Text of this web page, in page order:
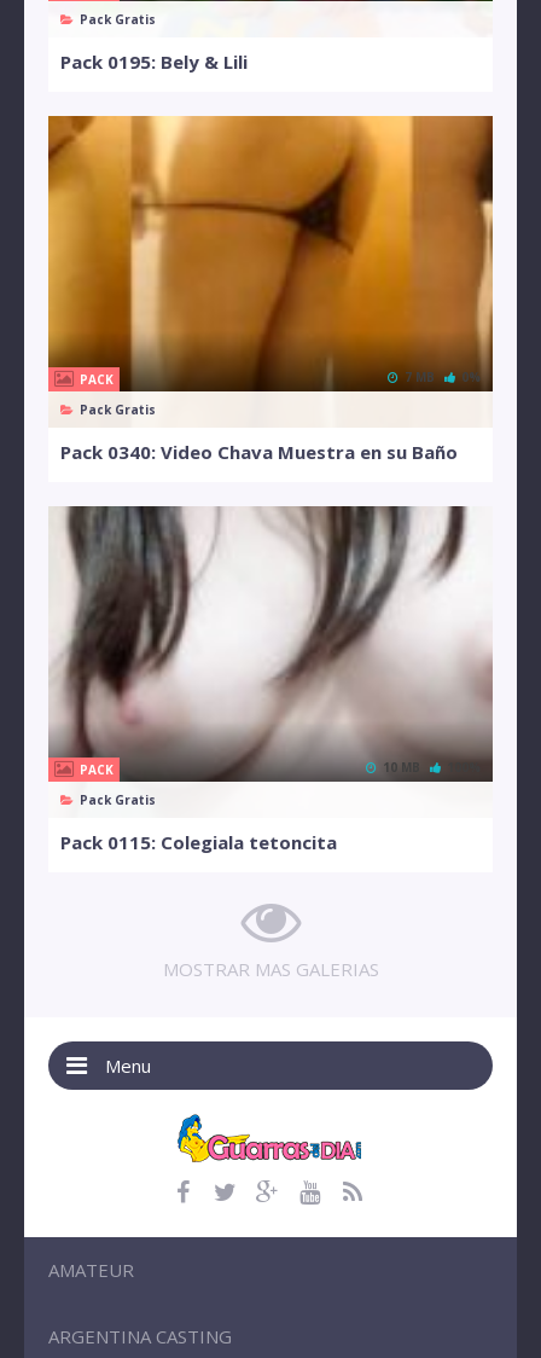
Pack Gratis
Pack 0195: Bely & Lili
PACK
Pack Gratis
7 MB 0%
Pack 0340: Video Chava Muestra en su Baño
PACK
Pack Gratis
10 MB
Pack 0115: Colegiala tetoncita
MOSTRAR MAS GALERIAS
Menu
AMATEUR
ARGENTINA CASTING